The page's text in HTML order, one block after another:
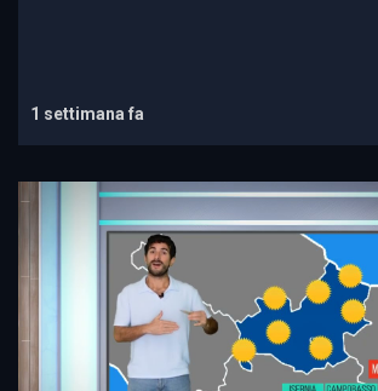
1 settimana fa